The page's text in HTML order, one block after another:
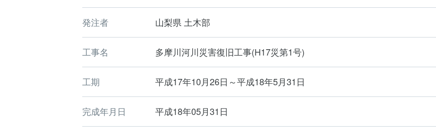
発注者 山梨県 土木部
工事名 多摩川河川災害復旧工事(H17災第1号)
工期 平成17年10月26日～平成18年5月31日
完成年月日 平成18年05月31日